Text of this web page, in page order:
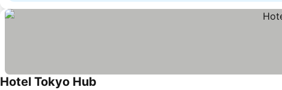
Hotel Tokyo Hub